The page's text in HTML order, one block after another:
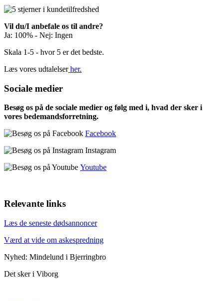
Vil du/I anbefale os til andre?
Ja: 100% - Nej: Ingen
Skala 1-5 - hvor 5 er det bedste.
Læs vores udtalelserher.
Sociale medier
Besøg os på de sociale medier og følg med i, hvad der sker i
vores bedemandsforretning.
Facebook
Instagram
Youtube
Relevante links
Læs de seneste dødsannoncer
Værd at vide om askespredning
Nyhed: Mindelund i Bjerringbro
Det sker i Viborg